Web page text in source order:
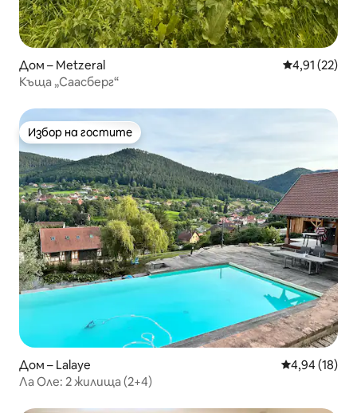
Дом – Metzeral Средна
4,91 (22)
Къща „Саасберг“
Избор на гостите
Избор на гостите
Дом – Lalaye Средна
4,94 (18)
Ла Оле: 2 жилища (2+4)